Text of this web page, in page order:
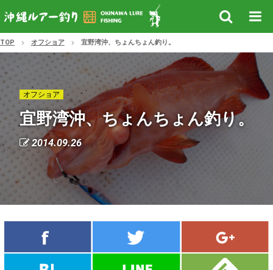
TOP オフショア 宜野湾沖、ちょんちょん釣り。
オフショア
宜野湾沖、ちょんちょん釣り。
2014.09.26